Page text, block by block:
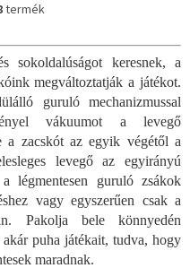
termék
sokoldalúságot keresnek, a
megváltoztatják a játékot.
guruló mechanizmussal
vákuumot a levegő
a zacskót az egyik végétől a
levegő az egyirányú
légmentesen guruló zsákok
vagy egyszerűen csak a
Pakolja bele könnyedén
puha játékait, tudva, hogy
maradnak.